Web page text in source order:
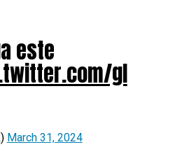
este
gl
March 31, 2024